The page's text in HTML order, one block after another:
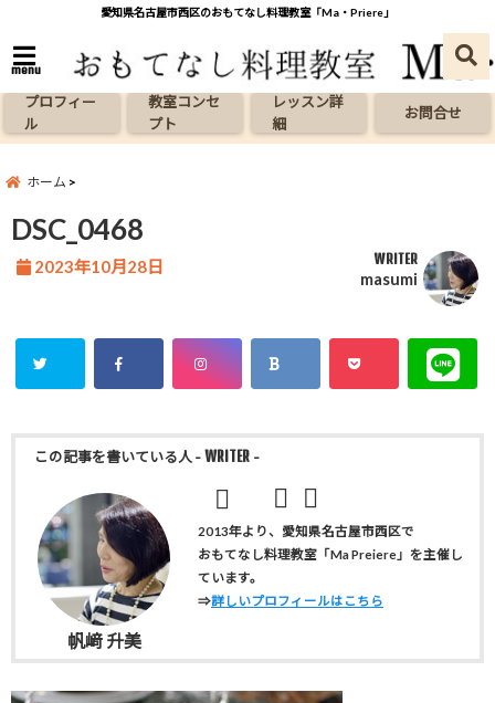
愛知県名古屋市西区のおもてなし料理教室「Ma・Priere」
menu
プロフィー
ル
教室コンセ
プト
レッスン詳
細
お問合せ
ホーム
DSC_0468
2023年10月28日 WRITER
masumi
この記事を書いている人 - WRITER -
2013年より、愛知県名古屋市西区で
おもてなし料理教室「Ma Preiere」を主催し
ています。
⇒詳しいプロフィールはこちら
帆﨑 升美